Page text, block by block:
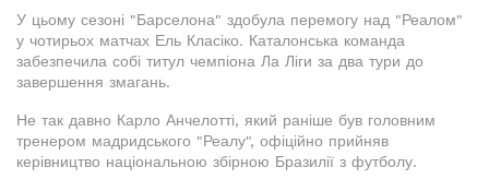
У цьому сезоні "Барселона" здобула перемогу над "Реалом"
у чотирьох матчах Ель Класіко. Каталонська команда
забезпечила собі титул чемпіона Ла Ліги за два тури до
завершення змагань.
Не так давно Карло Анчелотті, який раніше був головним
тренером мадридського "Реалу", офіційно прийняв
керівництво національною збірною Бразилії з футболу.